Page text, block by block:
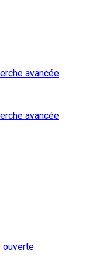
avancée
avancée
ouverte